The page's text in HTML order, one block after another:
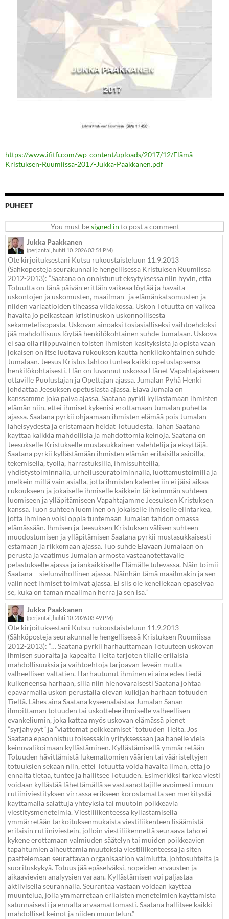
https://www.ifitfi.com/wp-content/uploads/2017/12/Elämä-
Kristuksen-Ruumiissa-2017-Jukka-Paakkanen.pdf
PUHEET
You must besigned in to post a comment
Jukka Paakkanen
(perjantai, huhti 10. 2026 03:51 PM)
Ote kirjoituksestani Kutsu rukoustaisteluun 11.9.2013
(Sähköposteja seurakunnalle hengellisessä Kristuksen Ruumiissa
2012-2013): ”Saatana on onnistunut eksytyksessä niin hyvin, että
Totuutta on tänä päivän erittäin vaikeaa löytää ja havaita
uskontojen ja uskomusten, maailman- ja elämänkatsomusten ja
niiden variaatioiden tiheässä viidakossa. Uskon Totuutta on vaikea
havaita jo pelkästään kristinuskon uskonnollisesta
sekametelisopasta. Uskovan ainoaksi tosiasialliseksi vaihtoehdoksi
jää mahdollisuus löytää henkilökohtainen suhde Jumalaan. Uskova
ei saa olla riippuvainen toisten ihmisten käsityksistä ja opista vaan
jokaisen on itse luotava rukouksen kautta henkilökohtainen suhde
Jumalaan. Jeesus Kristus tahtoo tuntea kaikki opetuslapsensa
henkilökohtaisesti. Hän on luvannut uskossa Hänet Vapahtajakseen
ottaville Puolustajan ja Opettajan ajassa. Jumalan Pyhä Henki
johdattaa Jeesuksen opetuslasta ajassa. Elävä Jumala on
kanssamme joka päivä ajassa. Saatana pyrkii kyllästämään ihmisten
elämän niin, ettei ihmiset kykenisi erottamaan Jumalan puhetta
ajassa. Saatana pyrkii ohjaamaan ihmisten elämää pois Jumalan
läheisyydestä ja eristämään heidät Totuudesta. Tähän Saatana
käyttää kaikkia mahdollisia ja mahdottomia keinoja. Saatana on
Jeesukselle Kristukselle mustasukkainen valehtelija ja eksyttäjä.
Saatana pyrkii kyllästämään ihmisten elämän erilaisilla asioilla,
tekemisellä, työllä, harrastuksilla, ihmissuhteilla,
yhdistystoiminnalla, urheiluseuratoiminnalla, luottamustoimilla ja
melkein millä vain asialla, jotta ihmisten kalenteriin ei jäisi aikaa
rukoukseen ja jokaiselle ihmiselle kaikkein tärkeimmän suhteen
luomiseen ja ylläpitämiseen Vapahtajamme Jeesuksen Kristuksen
kanssa. Tuon suhteen luominen on jokaiselle ihmiselle elintärkeä,
jotta ihminen voisi oppia tuntemaan Jumalan tahdon omassa
elämässään. Ihmisen ja Jeesuksen Kristuksen välisen suhteen
muodostumisen ja ylläpitämisen Saatana pyrkii mustasukkaisesti
estämään ja rikkomaan ajassa. Tuo suhde Elävään Jumalaan on
perusta ja vaatimus Jumalan armosta vastaanotettavalle
pelastukselle ajassa ja iankaikkiselle Elämälle tulevassa. Näin toimii
Saatana – sielunvihollinen ajassa. Näinhän tämä maailmakin ja sen
valinneet ihmiset toimivat ajassa. Ei siis ole kenellekään epäselvää
se, kuka on tämän maailman herra ja sen isä.”
Jukka Paakkanen
(perjantai, huhti 10. 2026 03:49 PM)
Ote kirjoituksestani Kutsu rukoustaisteluun 11.9.2013
(Sähköposteja seurakunnalle hengellisessä Kristuksen Ruumiissa
2012-2013): ”… Saatana pyrkii harhauttamaan Totuuteen uskovan
ihmisen suoralta ja kapealta Tieltä tarjoten tilalle erilaisia
mahdollisuuksia ja vaihtoehtoja tarjoavan leveän mutta
valheellisen valtatien. Harhautunut ihminen ei aina edes tiedä
kulkeneensa harhaan, sillä niin hienovaraisesti Saatana johtaa
epävarmalla uskon perustalla olevan kulkijan harhaan totuuden
Tieltä. Lähes aina Saatana kyseenalaistaa Jumalan Sanan
ilmoittaman totuuden tai uskottelee ihmiselle valheellisen
evankeliumin, joka kattaa myös uskovan elämässä pienet
”syrjähypyt” ja ”viattomat poikkeamiset” totuuden Tieltä. Jos
Saatana epäonnistuu toisessakin yrityksessään jää hänelle vielä
keinovalikoimaan kyllästäminen. Kyllästämisellä ymmärretään
Totuuden hävittämistä lukemattomien väärien tai vääristeltyjen
totuuksien sekaan niin, ettei Totuutta voida havaita ilman, että jo
ennalta tietää, tuntee ja hallitsee Totuuden. Esimerkiksi tärkeä viesti
voidaan kyllästää lähettämällä se vastaanottajille avoimesti muun
rutiiniviestityksen virrassa erikseen korostamatta sen merkitystä
käyttämällä salattuja yhteyksiä tai muutoin poikkeavia
viestitysmenetelmiä. Viestiliikenteessä kyllästämisellä
ymmärretään tarkoituksenmukaista viestiliikenteen lisäämistä
erilaisin rutiiniviestein, jolloin viestiliikennettä seuraava taho ei
kykene erottamaan valmiuden säätelyn tai muiden poikkeavien
tapahtumien aiheuttamia muutoksia viestiliikenteessä ja siten
päättelemään seurattavan organisaation valmiutta, johtosuhteita ja
suorituskykyä. Totuus jää epäselväksi, nopeiden arvausten ja
aikaavievien analyysien varaan. Kyllästämisen voi paljastaa
aktiivisella seurannalla. Seurantaa vastaan voidaan käyttää
muuntelua, jolla ymmärretään erilaisten menetelmien käyttämistä
satunnaisesti ja ennalta arvaamattomasti. Saatana hallitsee kaikki
mahdolliset keinot ja niiden muuntelun.”